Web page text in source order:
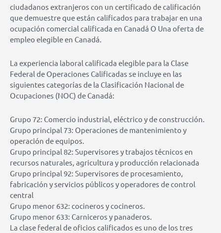
ciudadanos extranjeros con un certificado de calificación
que demuestre que están calificados para trabajar en una
ocupación comercial calificada en Canadá O Una oferta de
empleo elegible en Canadá.
La experiencia laboral calificada elegible para la Clase
Federal de Operaciones Calificadas se incluye en las
siguientes categorías de la Clasificación Nacional de
Ocupaciones (NOC) de Canadá:
Grupo 72: Comercio industrial, eléctrico y de construcción.
Grupo principal 73: Operaciones de mantenimiento y
operación de equipos.
Grupo principal 82: Supervisores y trabajos técnicos en
recursos naturales, agricultura y producción relacionada
Grupo principal 92: Supervisores de procesamiento,
fabricación y servicios públicos y operadores de control
central
Grupo menor 632: cocineros y cocineros.
Grupo menor 633: Carniceros y panaderos.
La clase federal de oficios calificados es uno de los tres